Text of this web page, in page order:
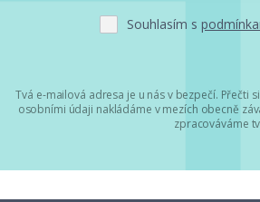
Souhlasím s
Tvá e-mailová adresa je u nás v bezpečí. Přečti si
osobními údaji nakládáme v mezích obecně
zpracováváme